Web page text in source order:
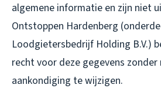
algemene informatie en zijn niet
Ontstoppen Hardenberg
Loodgietersbedrijf Holding B.V.)
recht voor deze gegevens zonder
aankondiging te wijzigen.